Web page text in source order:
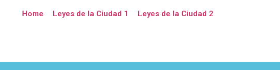
Home Leyes de la Ciudad 1 Leyes de la Ciudad 2